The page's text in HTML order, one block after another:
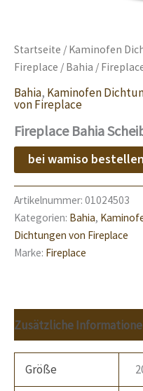
Startseite / Kaminofen
Fireplace / Bahia /
Bahia, Kaminofen
von Fireplace
Fireplace Bahia
bei wamiso bestellen
Artikelnummer: 01024503
Kategorien: Bahia,
Dichtungen von Fireplace
Marke: Fireplace
Zusätzliche
Größe